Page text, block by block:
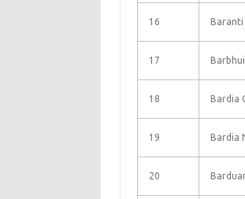
16 Baranti
17 Barbhui
18 Bardia
19 Bardia
20